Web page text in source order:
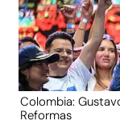
Colombia:
Reformas